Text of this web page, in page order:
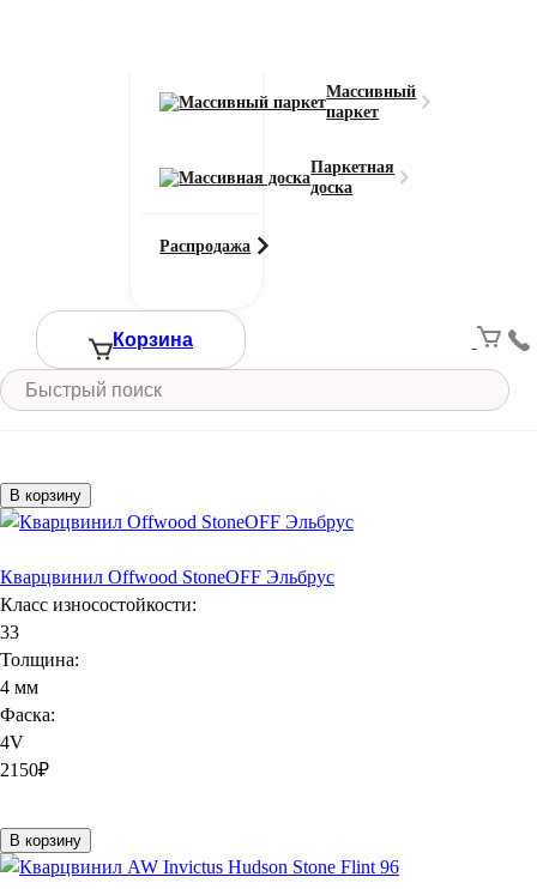
Массивный
паркет
Паркетная
доска
Распродажа
Корзина
Кварцвинил Offwood StoneOFF Килиманджаро
Класс износостойкости:
Толщина:
Фаска:
4V
В корзину
Кварцвинил Offwood StoneOFF Эльбрус
Класс износостойкости:
33
Толщина:
4 мм
Фаска:
4V
2150₽
В корзину